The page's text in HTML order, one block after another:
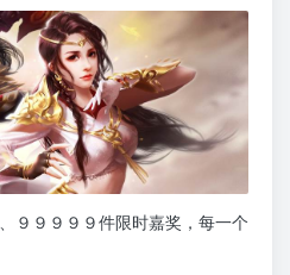
９９９９９件限时嘉奖，每一个